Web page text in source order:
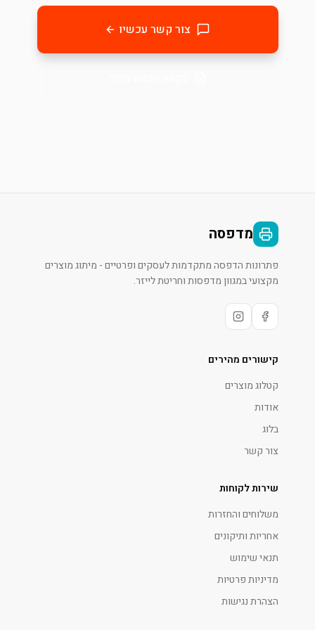
צור קשר עכשיו
מדפסה
פתרונות הדפסה מתקדמות לעסקים ופרטיים - מיתוג מוצרים
מקצועי במגוון מדפסות וחריטת לייזר.
קישורים מהירים
קטלוג מוצרים
אודות
בלוג
צור קשר
שירות לקוחות
משלוחים והחזרות
אחריות ותיקונים
תנאי שימוש
מדיניות פרטיות
הצהרת נגישות